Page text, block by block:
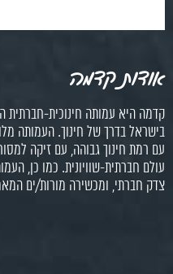
אודות קדמה
קדמה היא עמותה חינוכית-חברתית
בישראל בדרך של חינוך. העמותה
עם רמת חינוך גבוהה, עם זיקה
עולם חברתית-שוויונית. כמו כן,
צדק חברתי, ומכשירה מורות/ים